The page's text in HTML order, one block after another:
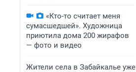
«Кто-то считает меня
сумасшедшей». Художница
приютила дома 200 жирафов
— фото и видео
Жители села в Забайкалье уже